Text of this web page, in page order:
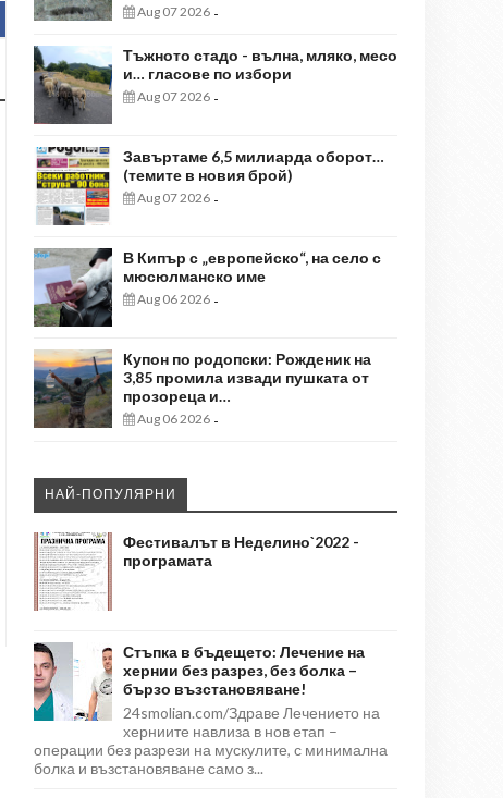
Aug 07 2026 -
Тъжното стадо - вълна, мляко, месо
и… гласове по избори
Aug 07 2026 -
Завъртаме 6,5 милиарда оборот…
(темите в новия брой)
Aug 07 2026 -
В Кипър с „европейско“, на село с
мюсюлманско име
Aug 06 2026 -
Купон по родопски: Рожденик на
3,85 промила извади пушката от
прозореца и…
Aug 06 2026 -
НАЙ-ПОПУЛЯРНИ
Фестивалът в Неделино`2022 -
програмата
Стъпка в бъдещето: Лечение на
хернии без разрез, без болка –
бързо възстановяване!
24smolian.com/Здраве Лечението на
херниите навлиза в нов етап –
операции без разрези на мускулите, с минимална
болка и възстановяване само з...